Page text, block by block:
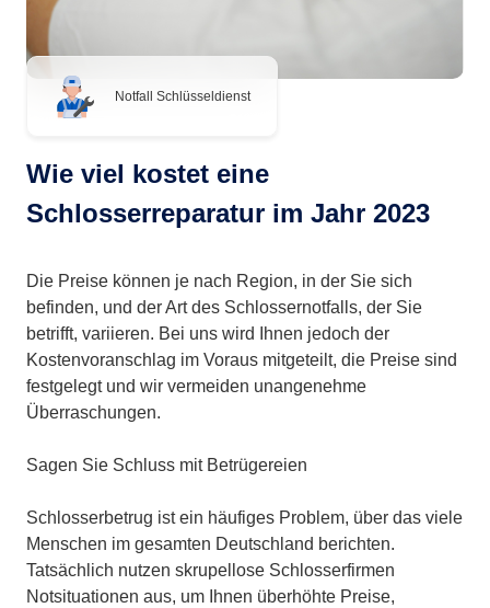
Notfall Schlüsseldienst
Wie viel kostet eine
Schlosserreparatur im Jahr 2023
Die Preise können je nach Region, in der Sie sich
befinden, und der Art des Schlossernotfalls, der Sie
betrifft, variieren. Bei uns wird Ihnen jedoch der
Kostenvoranschlag im Voraus mitgeteilt, die Preise sind
festgelegt und wir vermeiden unangenehme
Überraschungen.
Sagen Sie Schluss mit Betrügereien
Schlosserbetrug ist ein häufiges Problem, über das viele
Menschen im gesamten Deutschland berichten.
Tatsächlich nutzen skrupellose Schlosserfirmen
Notsituationen aus, um Ihnen überhöhte Preise,